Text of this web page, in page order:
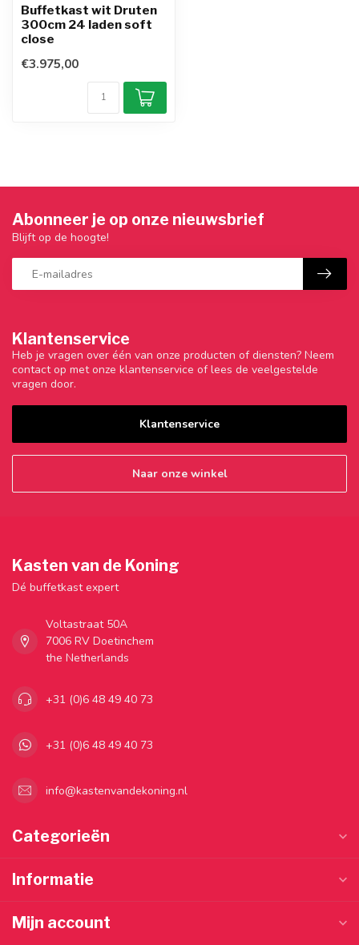
Buffetkast wit Druten
300cm 24 laden soft
close
€3.975,00
Klantenservice
Heb je vragen over één van onze producten of diensten? Neem
contact op met onze klantenservice of lees de veelgestelde
vragen door.
Klantenservice
Naar onze winkel
Abonneer je op onze nieuwsbrief
Blijft op de hoogte!
Kasten van de Koning
Dé buffetkast expert
Voltastraat 50A
7006 RV Doetinchem
the Netherlands
+31 (0)6 48 49 40 73
+31 (0)6 48 49 40 73
info@kastenvandekoning.nl
Categorieën
Informatie
Mijn account